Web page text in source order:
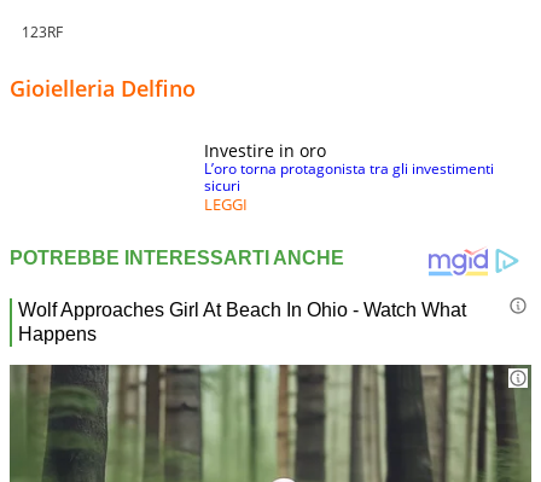
123RF
Gioielleria Delfino
Investire in oro
L’oro torna protagonista tra gli investimenti
sicuri
LEGGI